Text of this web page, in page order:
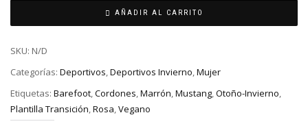
AÑADIR AL CARRITO
SKU: N/D
Categorías: Deportivos,Deportivos Invierno,Mujer
Etiquetas: Barefoot,Cordones,Marrón,Mustang,Otoño-Invierno,
Plantilla Transición,Rosa,Vegano